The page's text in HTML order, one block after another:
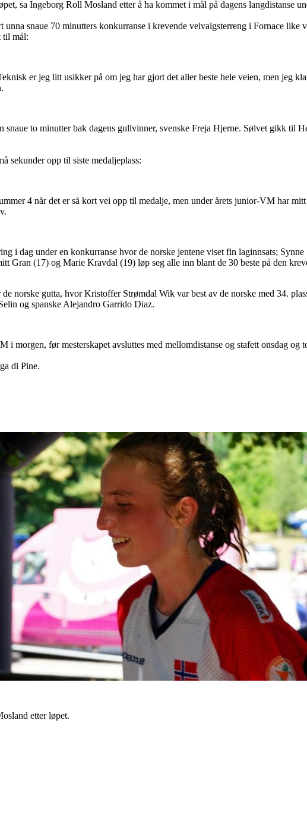
sa Ingeborg Roll Mosland etter å ha kommet i mål på dagens langdistanse
unna snaue 70 minutters konkurranse i krevende veivalgsterreng i Fornace like
til mål:
er jeg litt usikker på om jeg har gjort det aller beste hele veien, men jeg
to minutter bak dagens gullvinner, svenske Freja Hjerne. Sølvet gikk til
sekunder opp til siste medaljeplass:
4 når det er så kort vei opp til medalje, men under årets junior-VM har
i dag under en konkurranse hvor de norske jentene viset fin laginnsats;
Gran (17) og Marie Kravdal (19) løp seg alle inn blant de 30 beste på den
norske gutta, hvor Kristoffer Strømdal Wik var best av de norske med 34.
og spanske Alejandro Garrido Diaz.
i morgen, før mesterskapet avsluttes med mellomdistanse og stafett onsdag og
di Pine.
etter løpet.